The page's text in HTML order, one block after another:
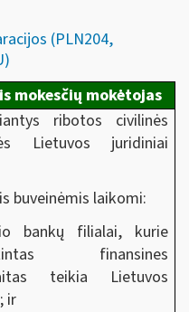
(PLN204,
mokesčių mokėtojas
ribotos civilinės
Lietuvos juridiniai
buveinėmis laikomi:
bankų filialai, kurie
finansines
teikia Lietuvos
ir